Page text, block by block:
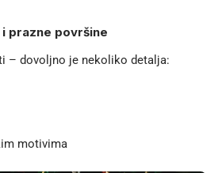
prazne površine
– dovoljno je nekoliko detalja:
motivima